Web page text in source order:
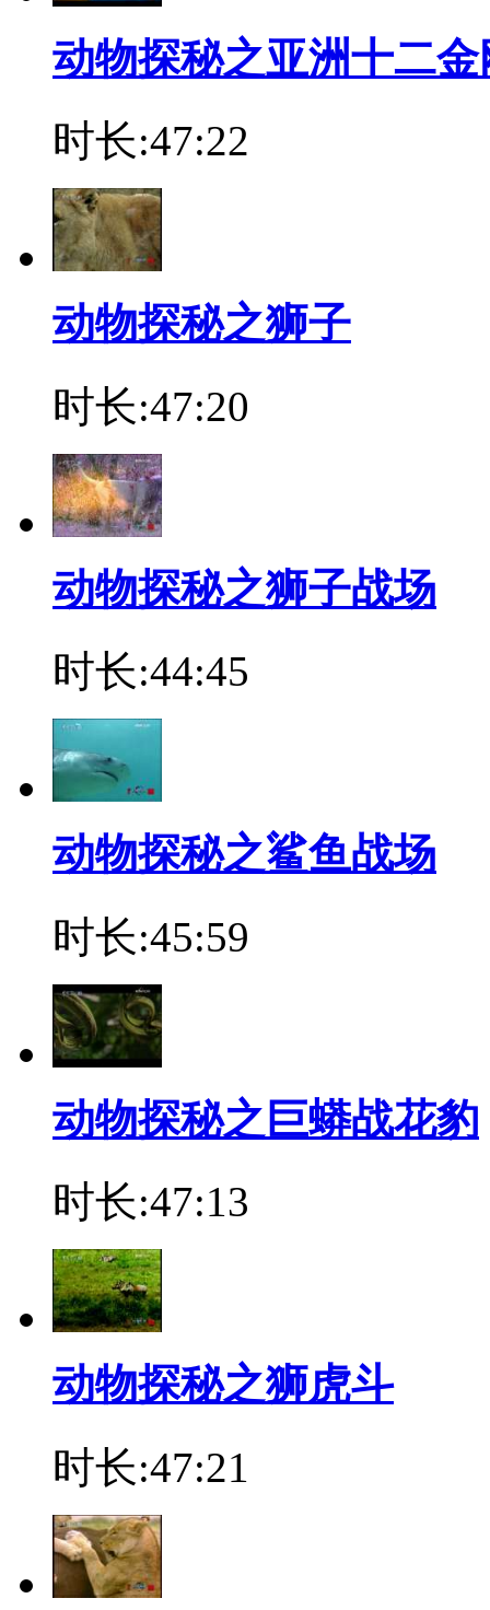
动物探秘之亚洲十二金
时长:47:22
动物探秘之狮子
时长:47:20
动物探秘之狮子战场
时长:44:45
动物探秘之鲨鱼战场
时长:45:59
动物探秘之巨蟒战花豹
时长:47:13
动物探秘之狮虎斗
时长:47:21